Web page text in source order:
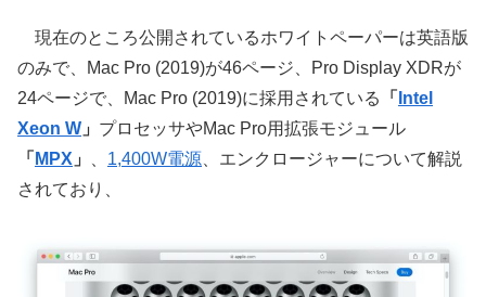
現在のところ公開されているホワイトペーパーは英語版
のみで、Mac Pro (2019)が46ページ、Pro Display XDRが
24ページで、Mac Pro (2019)に採用されている
「 Intel
Xeon W 」 プロセッサやMac Pro用拡張モジュール
「 MPX 」 1,400W電源 、エンクロージャーについて解説
されており、